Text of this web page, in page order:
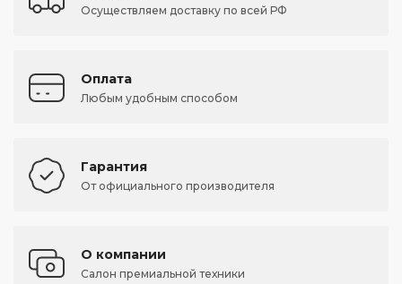
Осуществляем доставку по всей РФ
Оплата
Любым удобным способом
Гарантия
От официального производителя
О компании
Салон премиальной техники